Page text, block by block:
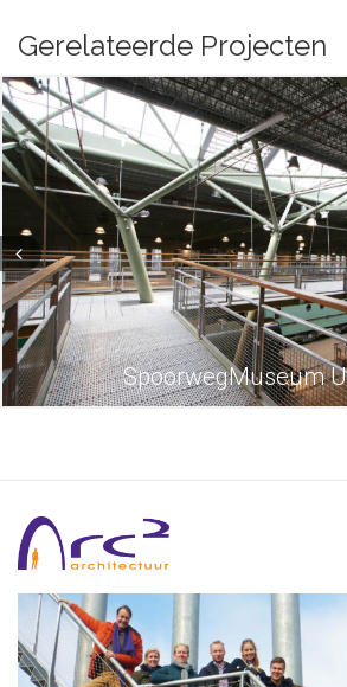
Gerelateerde Projecten
SpoorwegMuseum